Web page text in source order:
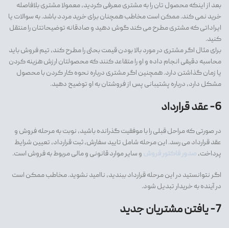
بعد از اینکه محصول تان را به مشتری معرفی کردید، معمولا مشتری بلافاصله
خرید نمی کند. ممکن است مخاطب همچنان برای خرید مردد باشد. به سوالات یا
ایراداتی که مشتری مطرح می کند گوش دهید و صادقانه توضیحاتتان را منتقل
کنید.
برای مثال اگر مشتری در مورد بالا بودن قیمت بحثی را مطرح کند، تیم فروش باید
محاسبه دقیقی انجام داده و او را متقاعد کنند که محصولتان ارزش هزینه کردن
یا زمان گذاشتن دارد. همچنین اگر مشتری درباره نحوه کار کردن با محصول
مشکل دارد، درباره پشتیبانی پس از فروشتان به او توضیح دهید.
6- عقد قرارداد
در صورتی که مراحل قبلی را با موفقیت گذرانده باشید، نوبت به مرحله فروش و
عقد قرارداد می رسد. این مرحله شامل تایید سفارش، ثبت قرارداد، تعیین شرایط
پرداخت، صدور فاکتور فروش و سایر موارد قانونی و مالی مربوط به فروش است.
اگر نتوانستید در این مرحله قرارداد ببندید، ناامید نشوید. مخاطب ممکن است
در آینده به خریدار تبدیل شود.
7- یافتن مشتریان جدید